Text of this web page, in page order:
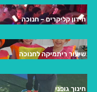
חידון קליקרים – חנוכה
שיעור ריתמיקה לחנוכה
חינוך גופני